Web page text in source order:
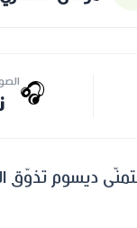
🎧
ديسوم تذوّق